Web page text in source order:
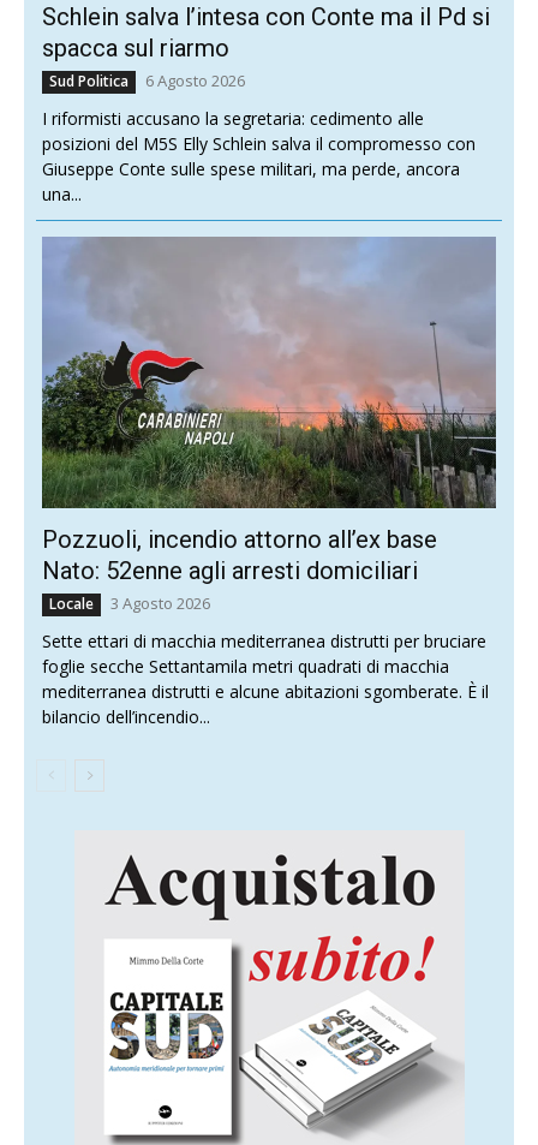
Schlein salva l’intesa con Conte ma il Pd si
spacca sul riarmo
Sud Politica 6 Agosto 2026
I riformisti accusano la segretaria: cedimento alle
posizioni del M5S Elly Schlein salva il compromesso con
Giuseppe Conte sulle spese militari, ma perde, ancora
una...
Pozzuoli, incendio attorno all’ex base
Nato: 52enne agli arresti domiciliari
Locale 3 Agosto 2026
Sette ettari di macchia mediterranea distrutti per bruciare
foglie secche Settantamila metri quadrati di macchia
mediterranea distrutti e alcune abitazioni sgomberate. È il
bilancio dell’incendio...